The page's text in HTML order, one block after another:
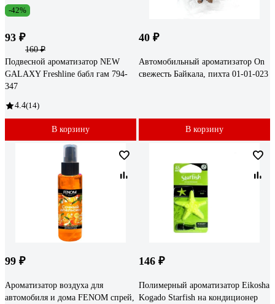
-42%
93 ₽
160 ₽
Подвесной ароматизатор NEW
GALAXY Freshline бабл гам 794-
347
4.4(14)
В корзину
40 ₽
Автомобильный ароматизатор On
свежесть Байкала, пихта 01-01-023
В корзину
99 ₽
Ароматизатор воздуха для
автомобиля и дома FENOM спрей,
146 ₽
Полимерный ароматизатор Eikosha
Kogado Starfish на кондиционер